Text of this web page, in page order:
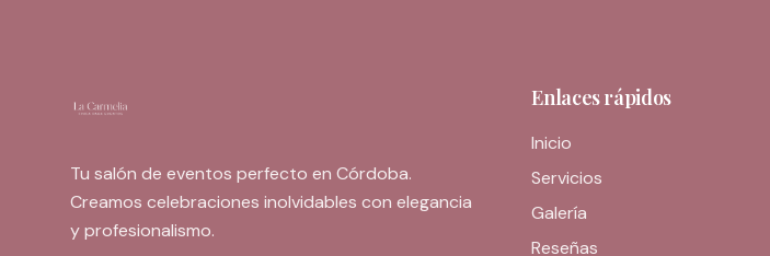
Tu salón de eventos perfecto en Córdoba.
Creamos celebraciones inolvidables con elegancia
y profesionalismo.
Enlaces rápidos
Inicio
Servicios
Galería
Reseñas